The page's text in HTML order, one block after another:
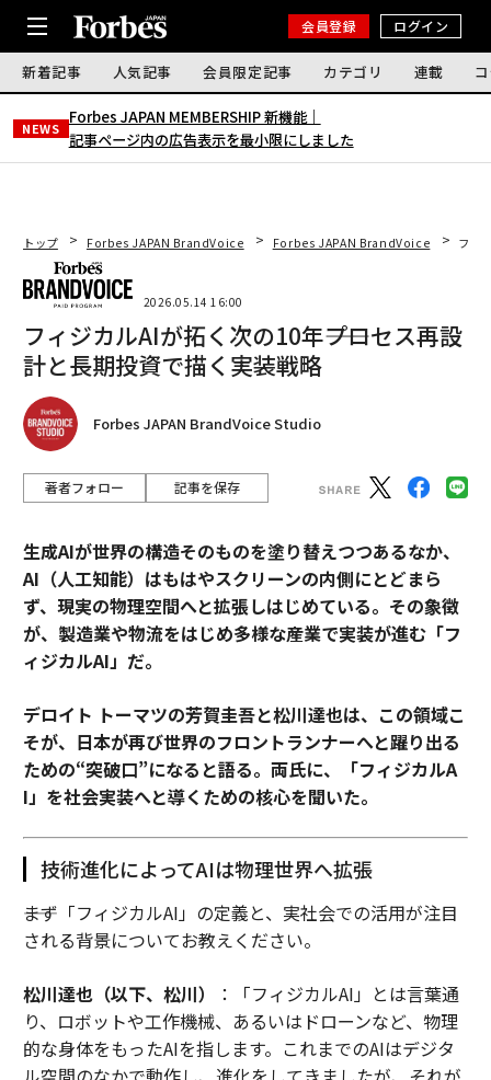
会員登録 ログイン
新着記事 人気記事 会員限定記事 カテゴリ 連載
NEWS
Forbes JAPAN MEMBERSHIP 新機能｜
記事ページ内の広告表示を最小限にしました
トップ Forbes JAPAN BrandVoice Forbes JAPAN BrandVoice フィ
2026.05.14 16:00
フィジカルAIが拓く次の10年――プロセス再設
計と長期投資で描く実装戦略
Forbes JAPAN BrandVoice Studio
著者フォロー 記事を保存
生成AIが世界の構造そのものを塗り替えつつあるなか、
AI（人工知能）はもはやスクリーンの内側にとどまら
ず、現実の物理空間へと拡張しはじめている。その象徴
が、製造業や物流をはじめ多様な産業で実装が進む「フ
ィジカルAI」だ。
デロイト トーマツの芳賀圭吾と松川達也は、この領域こ
そが、日本が再び世界のフロントランナーへと躍り出る
ための“突破口”になると語る。両氏に、「フィジカルA
I」を社会実装へと導くための核心を聞いた。
技術進化によってAIは物理世界へ拡張
――まず「フィジカルAI」の定義と、実社会での活用が注目
される背景についてお教えください。
松川達也（以下、松川）
：「フィジカルAI」とは言葉通
り、ロボットや工作機械、あるいはドローンなど、物理
的な身体をもったAIを指します。これまでのAIはデジタ